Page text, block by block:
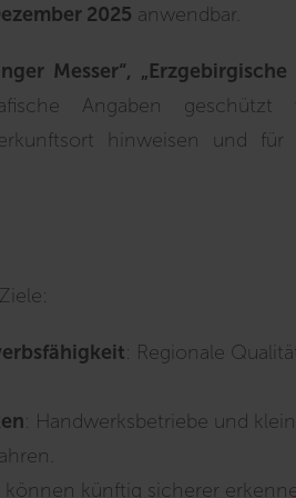
2025 anwendbar.
Messer“,
Angaben
hinweisen und für
: Regionale
: Handwerksbetriebe und
künftig sicherer